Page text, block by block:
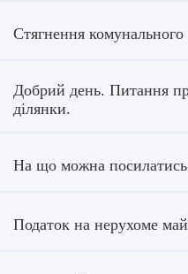
Стягнення комунального
Добрий день. Питання
ділянки.
На що можна
Податок на нерухоме